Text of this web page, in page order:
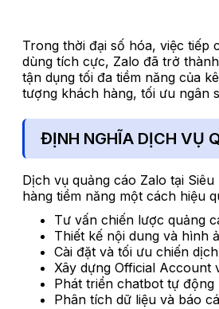
Trong thời đại số hóa, việc tiếp
dùng tích cực, Zalo đã trở
tận dụng tối đa tiềm năng của
tượng khách hàng, tối ưu ngân
ĐỊNH NGHĨA DỊCH VỤ
Dịch vụ quảng cáo Zalo tại
hàng tiềm năng một cách hiệu
Tư vấn chiến lược quảng
Thiết kế nội dung và hình
Cài đặt và tối ưu chiến
Xây dựng Official Account
Phát triển chatbot tự
Phân tích dữ liệu và báo